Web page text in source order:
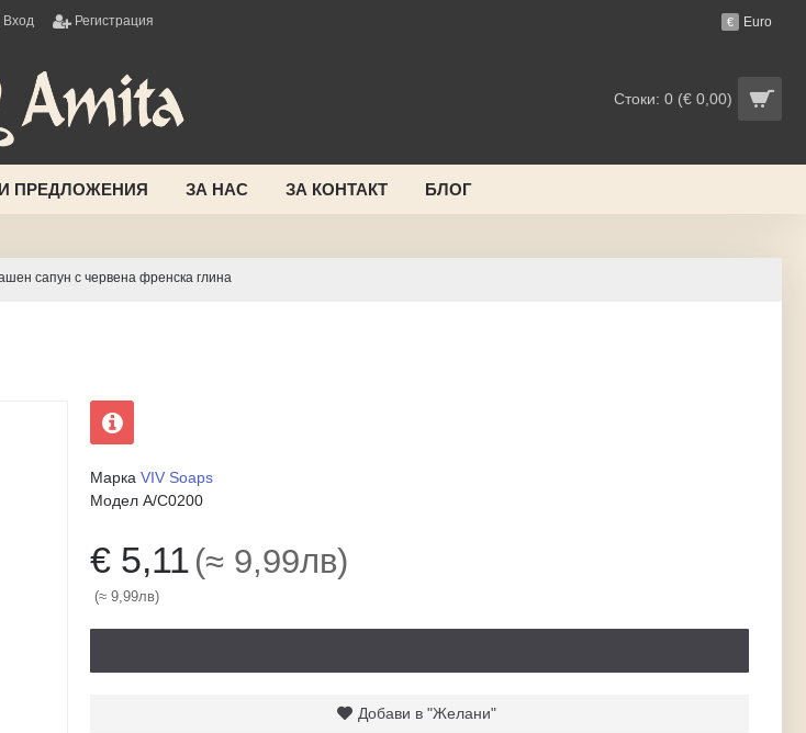
Вход Регистрация € Euro
Стоки: 0 (€ 0,00)
ПРЕДЛОЖЕНИЯ ЗА НАС ЗА КОНТАКТ БЛОГ
сапун с червена френска глина
Марка VIV Soaps
Модел A/C0200
€ 5,11 (≈ 9,99лв)
(≈ 9,99лв)
Добави в "Желани"